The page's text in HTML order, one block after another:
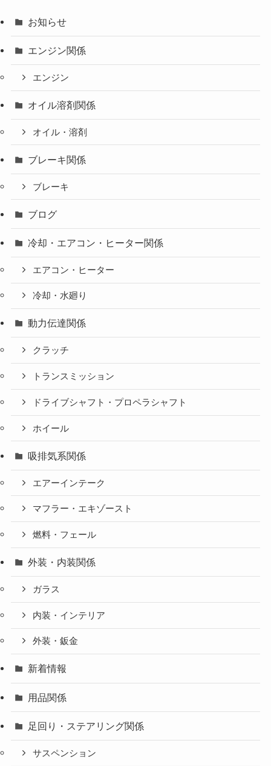
お知らせ
エンジン関係
エンジン
オイル溶剤関係
オイル・溶剤
ブレーキ関係
ブレーキ
ブログ
冷却・エアコン・ヒーター関係
エアコン・ヒーター
冷却・水廻り
動力伝達関係
クラッチ
トランスミッション
ドライブシャフト・プロペラシャフト
ホイール
吸排気系関係
エアーインテーク
マフラー・エキゾースト
燃料・フェール
外装・内装関係
ガラス
内装・インテリア
外装・鈑金
新着情報
用品関係
足回り・ステアリング関係
サスペンション